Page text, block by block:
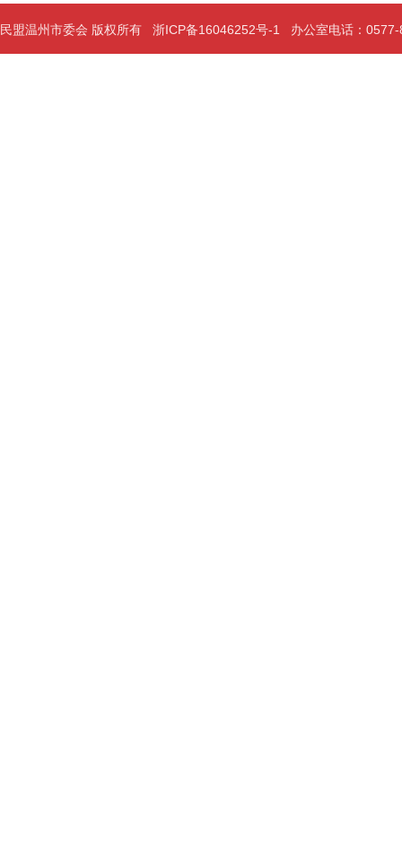
民盟温州市委会 版权所有 浙ICP备16046252号-1 办公室电话：